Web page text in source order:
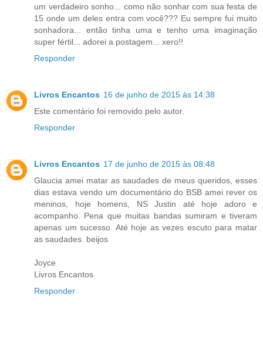
um verdadeiro sonho... como não sonhar com sua festa de
15 onde um deles entra com você??? Eu sempre fui muito
sonhadora... então tinha uma e tenho uma imaginação
super fértil... adorei a postagem... xero!!
Responder
Livros Encantos 16 de junho de 2015 às 14:38
Este comentário foi removido pelo autor.
Responder
Livros Encantos 17 de junho de 2015 às 08:48
Glaucia amei matar as saudades de meus queridos, esses
dias estava vendo um documentário do BSB amei rever os
meninos, hoje homens, NS Justin até hoje adoro e
acompanho. Pena que muitas bandas sumiram e tiveram
apenas um sucesso. Até hoje as vezes escuto para matar
as saudades. beijos
Joyce
Livros Encantos
Responder